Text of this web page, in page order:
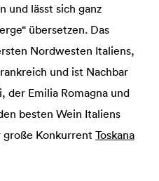
und lässt sich ganz
übersetzen. Das
Nordwesten Italiens,
und ist Nachbar
der Emilia Romagna und
besten Wein Italiens
Konkurrent Toskana